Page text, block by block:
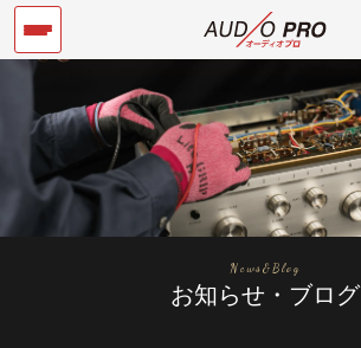
News&Blog
お知らせ・ブログ